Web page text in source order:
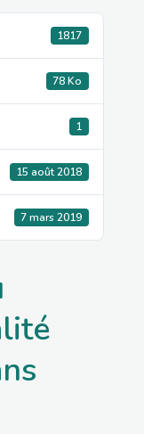
1817
78 Ko
1
15 août 2018
7 mars 2019